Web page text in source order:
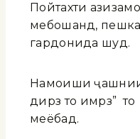
Пойтахти
мебошанд,
гардонида шуд.
Намоиши
дирӯз то имрӯз”
меёбад.